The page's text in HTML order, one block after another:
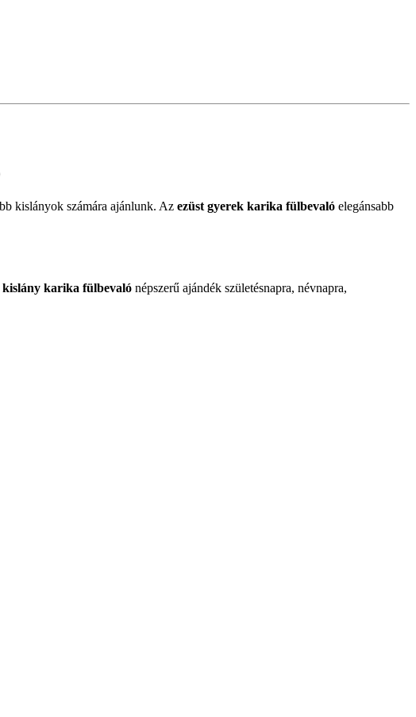
kislányok számára ajánlunk. Az ezüst gyerek karika fülbevaló elegánsabb
kislány karika fülbevaló népszerű ajándék születésnapra, névnapra,